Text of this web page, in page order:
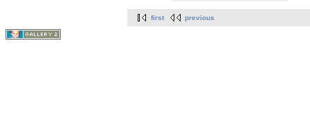
first previous